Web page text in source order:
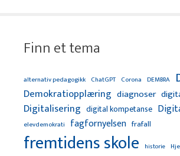
Finn et tema
alternativ pedagogikk ChatGPT Corona DEMBRA
Demokratiopplæring diagnoser
Digitalisering digital kompetanse
elevdemokrati fagfornyelsen frafall
fremtidens skole historie